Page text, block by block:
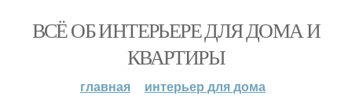
ВСЁ ОБ ИНТЕРЬЕРЕ ДЛЯ ДОМА И
КВАРТИРЫ
главная
интерьер для дома